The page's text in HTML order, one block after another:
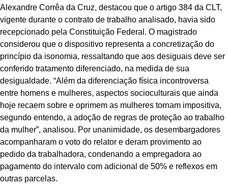
Alexandre Corrêa da Cruz, destacou que o artigo 384 da CLT,
vigente durante o contrato de trabalho analisado, havia sido
recepcionado pela Constituição Federal. O magistrado
considerou que o dispositivo representa a concretização do
princípio da isonomia, ressaltando que aos desiguais deve ser
conferido tratamento diferenciado, na medida de sua
desigualdade. “Além da diferenciação física incontroversa
entre homens e mulheres, aspectos socioculturais que ainda
hoje recaem sobre e oprimem as mulheres tornam impositiva,
segundo entendo, a adoção de regras de proteção ao trabalho
da mulher”, analisou. Por unanimidade, os desembargadores
acompanharam o voto do relator e deram provimento ao
pedido da trabalhadora, condenando a empregadora ao
pagamento do intervalo com adicional de 50% e reflexos em
outras parcelas.